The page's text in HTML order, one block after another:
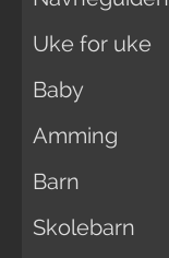
Uke for uke
Baby
Amming
Barn
Skolebarn